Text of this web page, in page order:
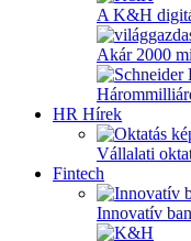
A K&H
Akár 2000
HR Hírek
Vállalati
Fintech
Innovatív